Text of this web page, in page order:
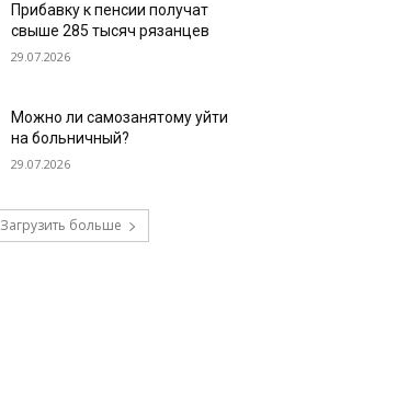
Прибавку к пенсии получат
свыше 285 тысяч рязанцев
29.07.2026
Можно ли самозанятому уйти
на больничный?
29.07.2026
Загрузить больше